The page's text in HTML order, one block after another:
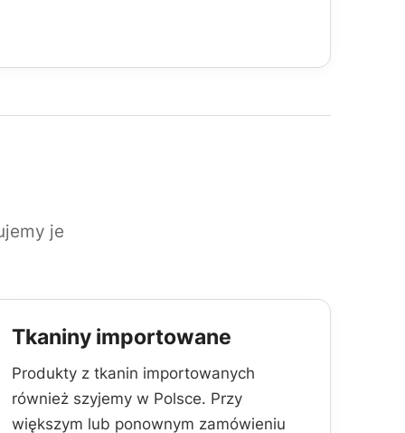
je
Tkaniny importowane
Produkty z tkanin importowanych
również szyjemy w Polsce. Przy
większym lub ponownym zamówieniu